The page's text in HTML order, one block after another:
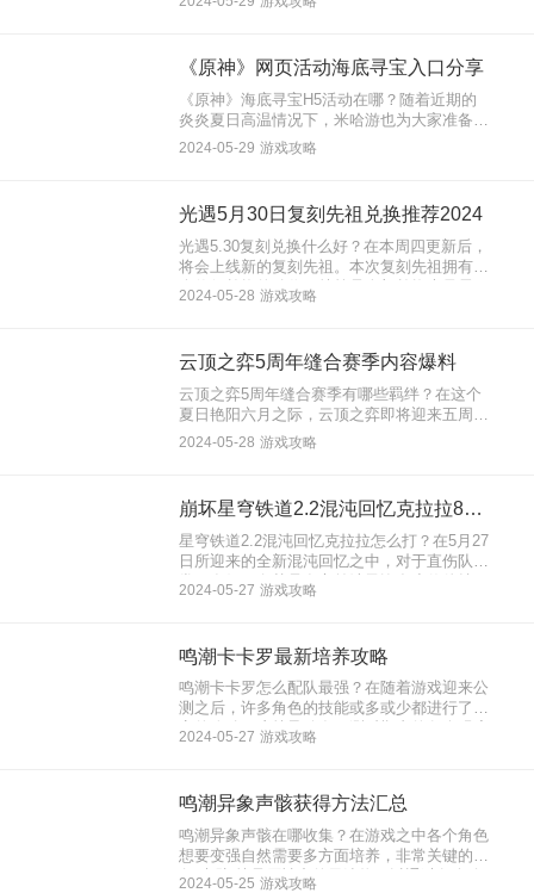
装品，算是比较快的。因此大家开荒还是搬砖
看看《失落的方舟》台服新手职业推荐攻略。
《原神》网页活动海底寻宝入口分享
《原神》海底寻宝H5活动在哪？随着近期的
炎炎夏日高温情况下，米哈游也为大家准备了
新的网页活动海底寻宝。参与后大家都可以获
得原石，并且还有各个不同充值档次的优惠卷
就来看看《原神》网页活动海底寻宝入口分
享。
2024-05-29 游戏攻略
光遇5月30日复刻先祖兑换推荐2024
光遇5.30复刻兑换什么好？在本周四更新后，
将会上线新的复刻先祖。本次复刻先祖拥有多
个值得兑换的动作，就算是全部兑换也只需要
消耗116个白蜡烛。大家也记得提前攒好蜡烛
家了，下面就来看看光遇5月30日复刻先祖兑
换推荐2024。
2024-05-28 游戏攻略
云顶之弈5周年缝合赛季内容爆料
云顶之弈5周年缝合赛季有哪些羁绊？在这个
夏日艳阳六月之际，云顶之弈即将迎来五周年
庆典。同时这次5周年也将带来缝合赛季玩
法，将会把S1~S11赛季极为经典的羁绊或者
杀。下面就来看看云顶之弈5周年缝合赛季内
容爆料。
2024-05-28 游戏攻略
崩坏星穹铁道2.2混沌回忆克拉拉8万分阵容搭配
星穹铁道2.2混沌回忆克拉拉怎么打？在5月27
日所迎来的全新混沌回忆之中，对于直伤队非
常不友好，尤其是在之前池子许多小伙伴抽了
克拉拉这个追击角色的。因此目前已经有大佬
满奖励。下面就来看看崩坏星穹铁道2.2混沌
回忆克拉拉8万分阵容搭配。
2024-05-27 游戏攻略
鸣潮卡卡罗最新培养攻略
鸣潮卡卡罗怎么配队最强？在随着游戏迎来公
测之后，许多角色的技能或多或少都进行了一
定的改动，这就导致在三测时期内的各个强度
榜都不是很准确，目前就针对五星自选最多的
看看鸣潮卡卡罗最新培养攻略。
2024-05-27 游戏攻略
鸣潮异象声骸获得方法汇总
鸣潮异象声骸在哪收集？在游戏之中各个角色
想要变强自然需要多方面培养，非常关键的装
备“声骸”就是原神中的圣遗物可以通过各个途
2024-05-25 游戏攻略